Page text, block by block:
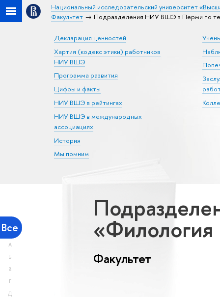
Национальный исследовательский университет
Факультет
Подразделения НИУ ВШЭ в Перми по
Декларация ценностей
Хартия (кодекс этики) работников
НИУ ВШЭ
Программа развития
Цифры и факты
НИУ ВШЭ в рейтингах
НИУ ВШЭ в международных
ассоциациях
История
Мы помним
Все
А
Б
В
Г
Д
«Филология
Факультет